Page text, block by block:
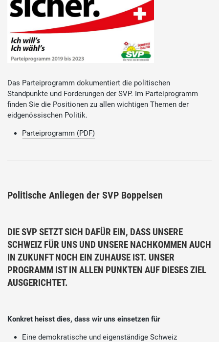
Das Parteiprogramm dokumentiert die politischen
Standpunkte und Forderungen der SVP. Im Parteiprogramm
finden Sie die Positionen zu allen wichtigen Themen der
eidgenössischen Politik.
Parteiprogramm (PDF)
Politische Anliegen der SVP Boppelsen
DIE SVP SETZT SICH DAFÜR EIN, DASS UNSERE
SCHWEIZ FÜR UNS UND UNSERE NACHKOMMEN AUCH
IN ZUKUNFT NOCH EIN ZUHAUSE IST. UNSER
PROGRAMM IST IN ALLEN PUNKTEN AUF DIESES ZIEL
AUSGERICHTET.
Konkret heisst dies, dass wir uns einsetzen für
Eine demokratische und eigenständige Schweiz